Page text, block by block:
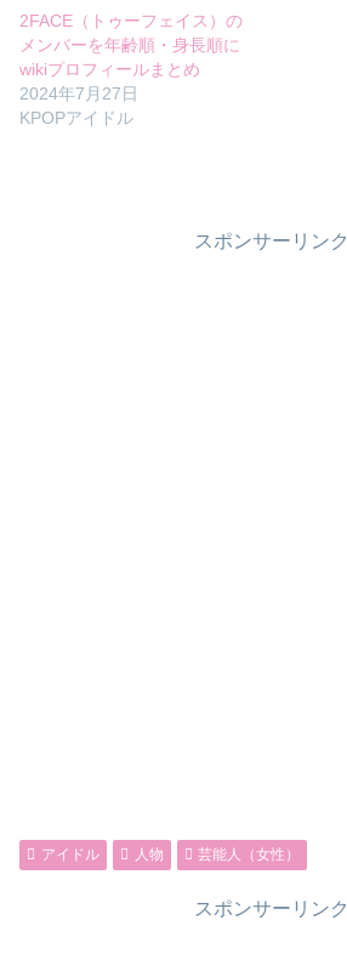
2FACE（トゥーフェイス）の
メンバーを年齢順・身長順に
wikiプロフィールまとめ
2024年7月27日
KPOPアイドル
スポンサーリンク
アイドル 人物 芸能人（女性）
スポンサーリンク